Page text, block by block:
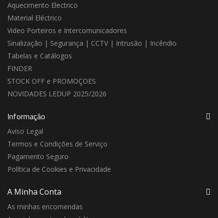
Aquecimento Electrico
Material Eléctrico
Video Porteiros e Intercomunicadores
Sinalização | Segurança | CCTV | Intrusão | Incêndio
Tabelas e Catálogos
FINDER
STOCK OFF e PROMOÇOES
NOVIDADES LEDUP 2025/2026
Informação
Aviso Legal
Termos e Condições de Serviço
Pagamento Seguro
Política de Cookies e Privacidade
A Minha Conta
As minhas encomendas